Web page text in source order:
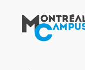
contenu